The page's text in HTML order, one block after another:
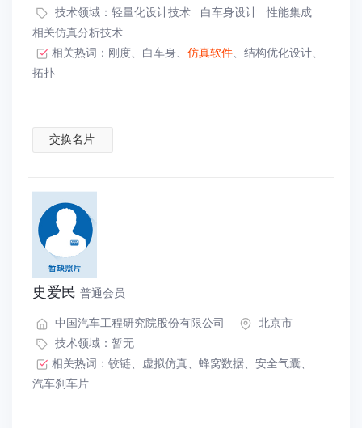
技术领域： 轻量化设计技术 白车身设计 性能集成
相关仿真分析技术
相关热词： 刚度、 白车身、 仿真软件、 结构优化设计、
拓扑
交换名片
史爱民 普通会员
中国汽车工程研究院股份有限公司
北京市
技术领域：暂无
相关热词： 铰链、 虚拟仿真、 蜂窝数据、 安全气囊、
汽车刹车片